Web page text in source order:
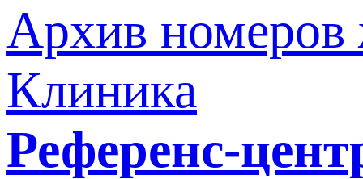
Архив номеров
Клиника
Референс-